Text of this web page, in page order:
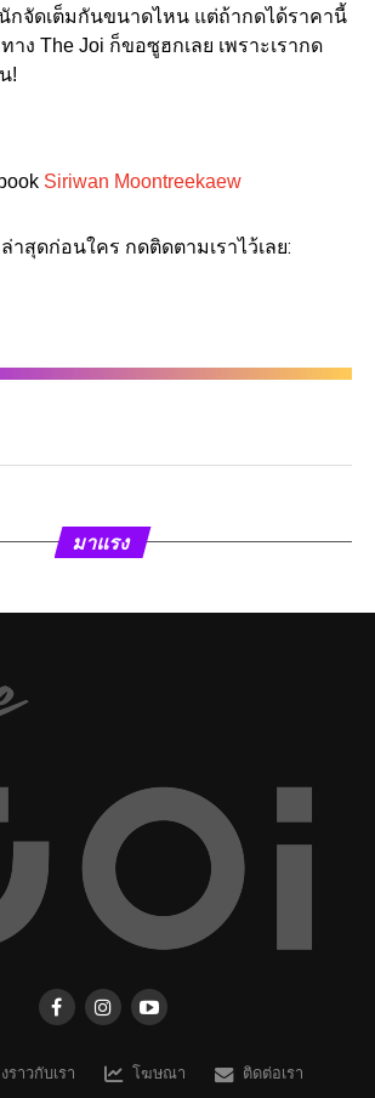
กจัดเต็มกันขนาดไหน แต่ถ้ากดได้ราคานี้
ง The Joi ก็ขอซูฮกเลย เพราะเรากด
!
Siriwan Moontreekaew
สุดก่อนใคร กดติดตามเราไว้เลย:
มาแรง
ราวกับเรา โฆษณา
ติดต่อเรา